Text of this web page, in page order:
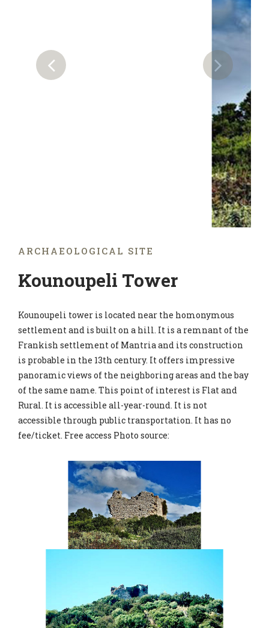
ARCHAEOLOGICAL SITE
Kounoupeli Tower
Kounoupeli tower is located near the homonymous
settlement and is built on a hill. It is a remnant of the
Frankish settlement of Mantria and its construction
is probable in the 13th century. It offers impressive
panoramic views of the neighboring areas and the bay
of the same name. This point of interest is Flat and
Rural. It is accessible all-year-round. It is not
accessible through public transportation. It has no
fee/ticket. Free access Photo source: